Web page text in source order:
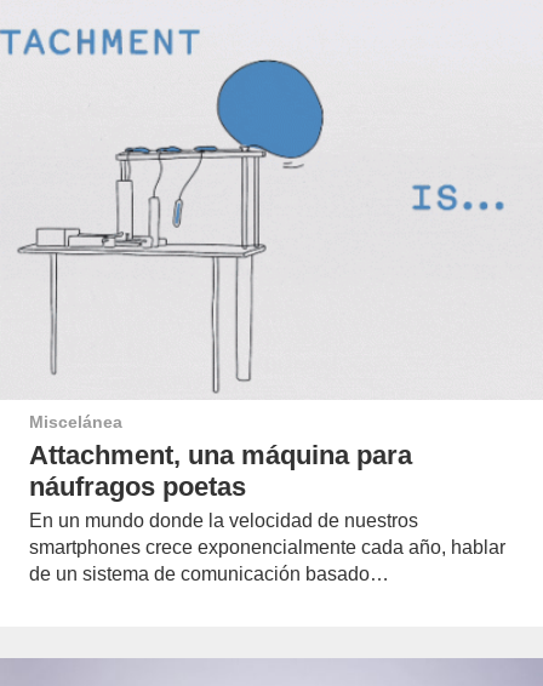
Miscelánea
Attachment, una máquina para
náufragos poetas
En un mundo donde la velocidad de nuestros
smartphones crece exponencialmente cada año, hablar
de un sistema de comunicación basado…